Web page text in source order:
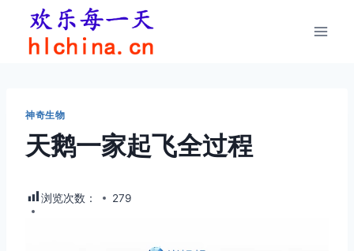
神奇生物
天鹅一家起飞全过程
浏览次数： 279